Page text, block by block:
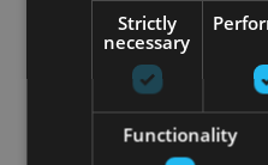
Strictly
necessary
Functionality